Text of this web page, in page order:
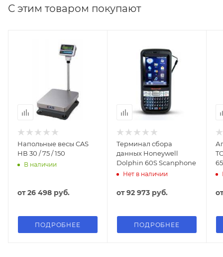
С этим товаром покупают
Напольные весы CAS
НВ 30 / 75 / 150
В наличии
от26 498 руб.
ПОДРОБНЕЕ
Терминал сбора
данных Honeywell
Dolphin 60S Scanphone
Нет в наличии
от92 973 руб.
ПОДРОБНЕЕ